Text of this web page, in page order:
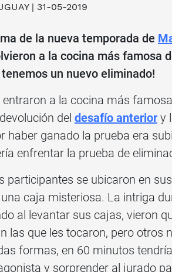
| 31-05-2019
de la nueva temporada de
a la cocina más famosa
un nuevo eliminado!
a la cocina más
del desafío anterior y
haber ganado la prueba era
enfrentar la prueba de
participantes se ubicaron en
caja misteriosa. La intriga
al levantar sus cajas, vieron
las que les tocaron, pero otros
formas, en 60 minutos
y sorprender al jurado